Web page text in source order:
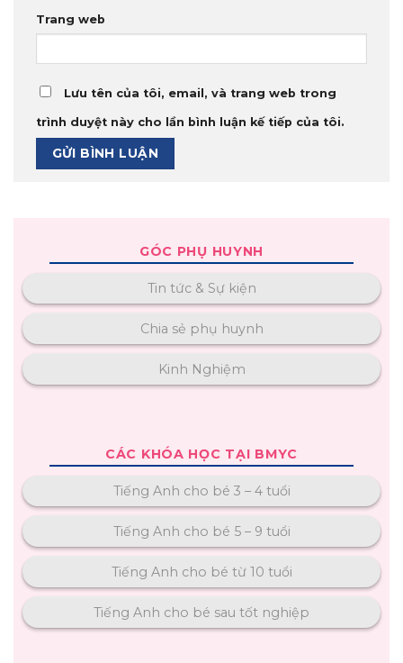
Trang web
Lưu tên của tôi, email, và trang web trong
trình duyệt này cho lần bình luận kế tiếp của tôi.
GÓC PHỤ HUYNH
Tin tức & Sự kiện
Chia sẻ phụ huynh
Kinh Nghiệm
CÁC KHÓA HỌC TẠI BMYC
Tiếng Anh cho bé 3 – 4 tuổi
Tiếng Anh cho bé 5 – 9 tuổi
Tiếng Anh cho bé từ 10 tuổi
Tiếng Anh cho bé sau tốt nghiệp